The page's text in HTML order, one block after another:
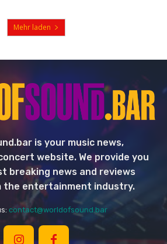
Mehr laden
is your music news,
website. We provide you
breaking news and reviews
entertainment industry.
contact@worldofsound.bar